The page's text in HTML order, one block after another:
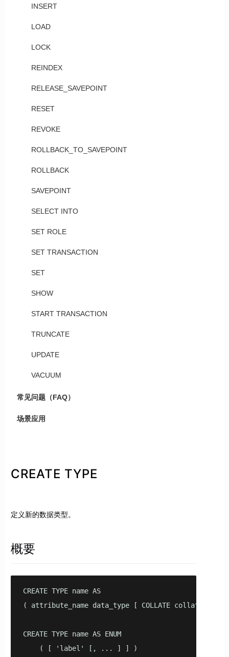
INSERT
LOAD
LOCK
REINDEX
RELEASE_SAVEPOINT
RESET
REVOKE
ROLLBACK_TO_SAVEPOINT
ROLLBACK
SAVEPOINT
SELECT INTO
SET ROLE
SET TRANSACTION
SET
SHOW
START TRANSACTION
TRUNCATE
UPDATE
VACUUM
常见问题（FAQ）
场景应用
CREATE TYPE
定义新的数据类型。
概要
CREATE TYPE name AS
( attribute_name data_type [ COLLATE
CREATE TYPE name AS ENUM
    ( [ 'label' [, ... ] ] )